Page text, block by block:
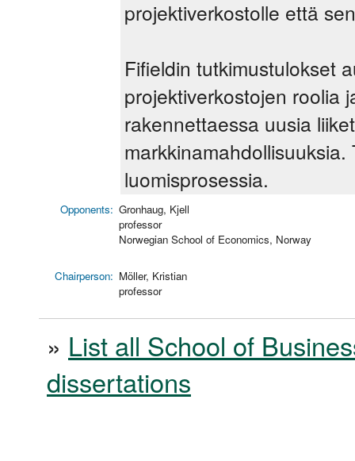
projektiverkostolle että
Fifieldin tutkimustulokset
projektiverkostojen roolia
rakennettaessa uusia
luomisprosessia.
Opponents: Gronhaug, Kjell
professor
Norwegian School of Economics, Norway
Chairperson: Möller, Kristian
professor
» List all School of
dissertations